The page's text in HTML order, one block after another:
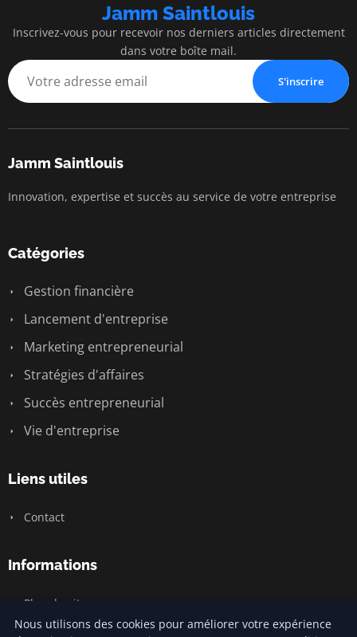
Jamm Saintlouis
Inscrivez-vous pour recevoir nos derniers articles directement
dans votre boîte mail.
S'inscrire
Jamm Saintlouis
Innovation, expertise et succès au service de votre entreprise
Catégories
Gestion financière
Lancement d'entreprise
Marketing entrepreneurial
Stratégies d'affaires
Succès entrepreneurial
Vie d'entreprise
Liens utiles
Contact
Informations
Plan du site
Nous utilisons des cookies pour améliorer votre expérience